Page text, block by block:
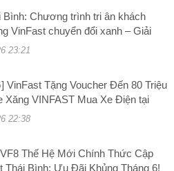
Bình: Chương trình tri ân khách
VinFast chuyển đổi xanh – Giải
hỏi thường gặp
23:21
VinFast Tặng Voucher Đến 80 Triệu
Xăng VINFAST Mua Xe Điện tại
Bình
22:38
Thế Hệ Mới Chính Thức Cập
Thái Bình: Ưu Đãi Khủng Tháng 6!